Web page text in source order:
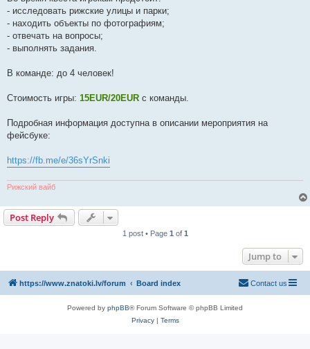
- исследовать рижские улицы и парки;
- находить объекты по фотографиям;
- отвечать на вопросы;
- выполнять задания.
В команде: до 4 человек!
Стоимость игры: 15EUR/20EUR с команды.
Подробная информация доступна в описании мероприятия на
фейсбуке:
https://fb.me/e/36sYrSnki
Рижский вайб
Post Reply
1 post • Page 1 of 1
Jump to
https://www.znatoki.lv/forum Board index Contact us
Powered by phpBB® Forum Software © phpBB Limited
Privacy| Terms